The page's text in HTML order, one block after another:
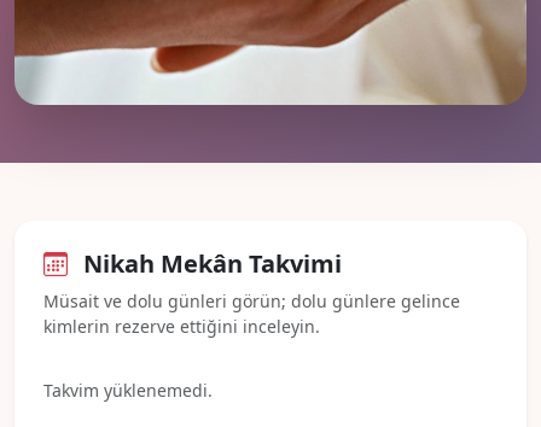
dileriz.
Nikah Mekân Takvimi
Müsait ve dolu günleri görün; dolu günlere gelince
kimlerin rezerve ettiğini inceleyin.
Takvim yüklenemedi.